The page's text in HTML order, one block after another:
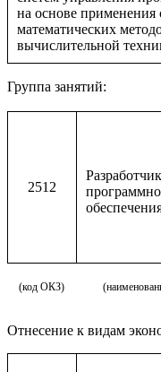
на основе применения
математических
вычислительной
Группа занятий:
2512
(код ОКЗ)
Отнесение к видам